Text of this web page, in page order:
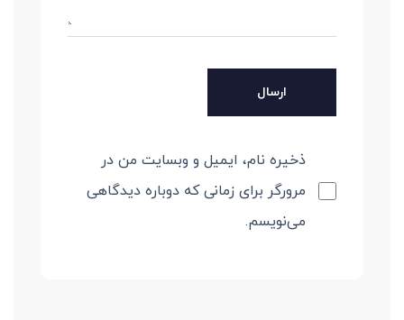
ذخیره نام، ایمیل و وبسایت من در
مرورگر برای زمانی که دوباره دیدگاهی
می‌نویسم.